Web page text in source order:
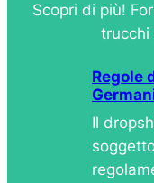
Scopri di più!
trucchi
Regole
Il